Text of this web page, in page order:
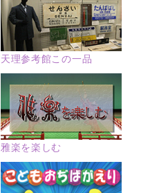
天理参考館この一品
雅楽を楽しむ